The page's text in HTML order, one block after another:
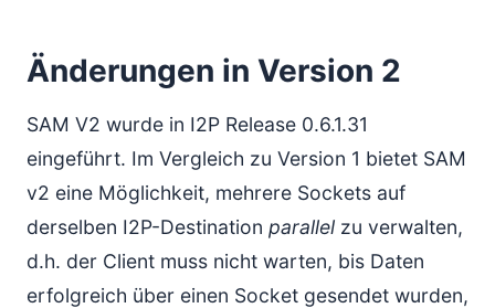
Änderungen in Version 2
SAM V2 wurde in I2P Release 0.6.1.31
eingeführt. Im Vergleich zu Version 1 bietet SAM
v2 eine Möglichkeit, mehrere Sockets auf
derselben I2P-Destination parallel zu verwalten,
d.h. der Client muss nicht warten, bis Daten
erfolgreich über einen Socket gesendet wurden,